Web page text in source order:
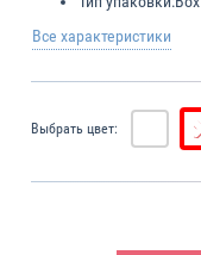
Все характеристики
Выбрать цвет: